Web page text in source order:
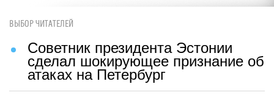
ВЫБОР ЧИТАТЕЛЕЙ
Советник президента Эстонии
сделал шокирующее признание об
атаках на Петербург